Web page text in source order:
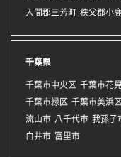
入間郡三芳町 秩父郡小
千葉県
千葉市中央区 千葉市花
千葉市緑区 千葉市美浜区
流山市 八千代市 我孫子
白井市 富里市